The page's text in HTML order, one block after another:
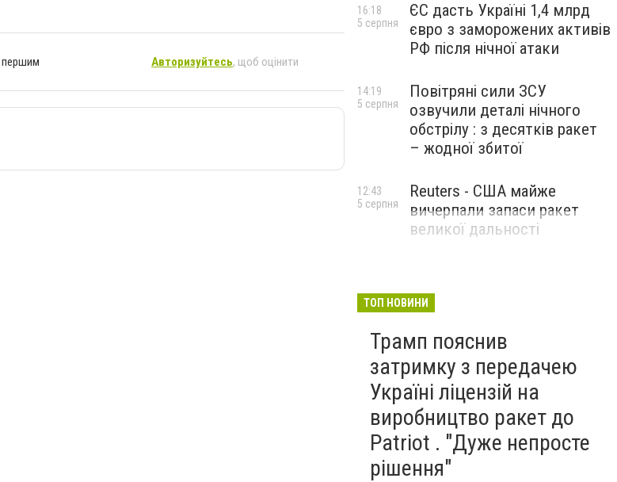
першим Авторизуйтесь, щоб оцінити
ЄС дасть Україні 1,4 млрд
євро з заморожених активів
РФ після нічної атаки
16:18
5 серпня
Повітряні сили ЗСУ
озвучили деталі нічного
обстрілу : з десятків ракет
– жодної збитої
14:19
5 серпня
Reuters - США майже
вичерпали запаси ракет
великої дальності
12:43
5 серпня
ТОП НОВИНИ
Трамп пояснив
затримку з передачею
Україні ліцензій на
виробництво ракет до
Patriot . "Дуже непросте
рішення"